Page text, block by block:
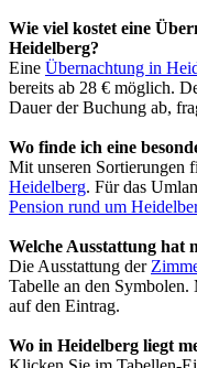
Wie viel kostet eine
Heidelberg?
Eine Übernachtung in
bereits ab 28 € möglich.
Dauer der Buchung ab,
Wo finde ich eine
Mit unseren Sortierungen
Heidelberg. Für das
Pension rund um
Welche Ausstattung hat
Die Ausstattung der
Tabelle an den
auf den Eintrag.
Wo in Heidelberg liegt